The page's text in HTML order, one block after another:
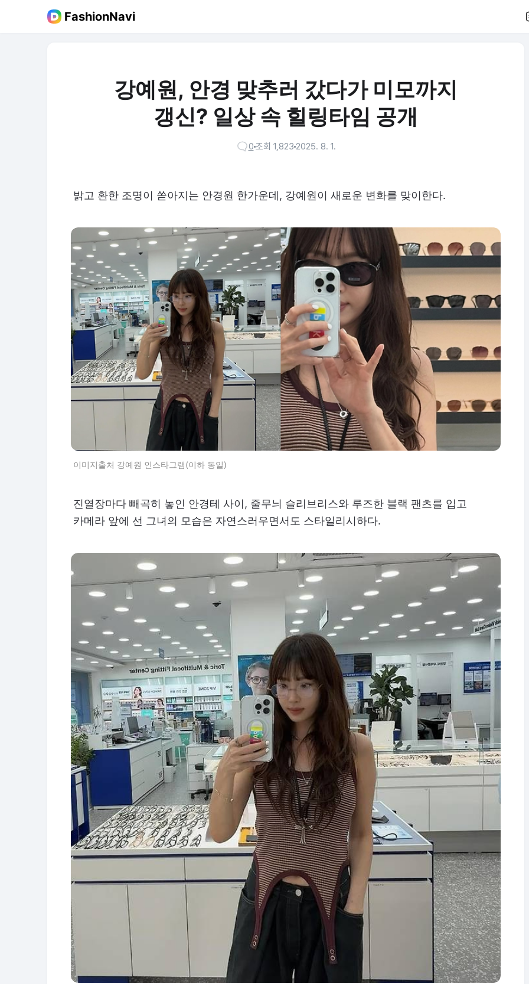
FashionNavi
강예원, 안경 맞추러 갔다가 미모까지
갱신? 일상 속 힐링타임 공개
0조회 1,8232025. 8. 1.
밝고 환한 조명이 쏟아지는 안경원 한가운데, 강예원이 새로운 변화를 맞이한다.
이미지출처 강예원 인스타그램(이하 동일)
진열장마다 빼곡히 놓인 안경테 사이, 줄무늬 슬리브리스와 루즈한 블랙 팬츠를 입고
카메라 앞에 선 그녀의 모습은 자연스러우면서도 스타일리시하다.